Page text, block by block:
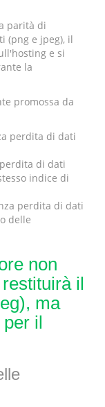
parità di
(png e jpeg), il
e si
la
promossa da
perdita di dati
di dati
indice di
perdita di dati
delle
non
il
ma
il